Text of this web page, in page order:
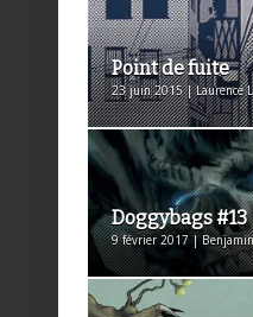
Point de fuite
23 juin 2015 | Laurence
Doggybags #13
9 février 2017 |